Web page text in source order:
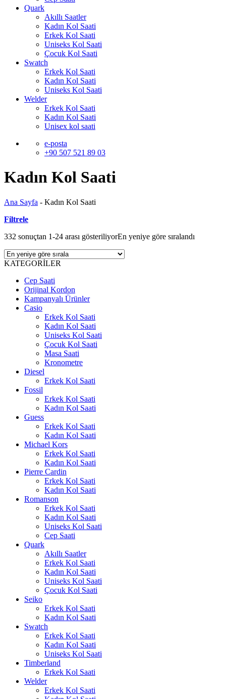
Quark
Akıllı Saatler
Kadın Kol Saati
Erkek Kol Saati
Uniseks Kol Saati
Çocuk Kol Saati
Swatch
Erkek Kol Saati
Kadın Kol Saati
Uniseks Kol Saati
Welder
Erkek Kol Saati
Kadın Kol Saati
Unisex kol saati
e-posta
+90 507 521 89 03
Kadın Kol Saati
Ana Sayfa - Kadın Kol Saati
Filtrele
332 sonuçtan 1-24 arası gösteriliyorEn yeniye göre sıralandı
KATEGORİLER
Cep Saati
Orijinal Kordon
Kampanyalı Ürünler
Casio
Erkek Kol Saati
Kadın Kol Saati
Uniseks Kol Saati
Çocuk Kol Saati
Masa Saati
Kronometre
Diesel
Erkek Kol Saati
Fossil
Erkek Kol Saati
Kadın Kol Saati
Guess
Erkek Kol Saati
Kadın Kol Saati
Michael Kors
Erkek Kol Saati
Kadın Kol Saati
Pierre Cardin
Erkek Kol Saati
Kadın Kol Saati
Romanson
Erkek Kol Saati
Kadın Kol Saati
Uniseks Kol Saati
Cep Saati
Quark
Akıllı Saatler
Erkek Kol Saati
Kadın Kol Saati
Uniseks Kol Saati
Çocuk Kol Saati
Seiko
Erkek Kol Saati
Kadın Kol Saati
Swatch
Erkek Kol Saati
Kadın Kol Saati
Uniseks Kol Saati
Timberland
Erkek Kol Saati
Welder
Erkek Kol Saati